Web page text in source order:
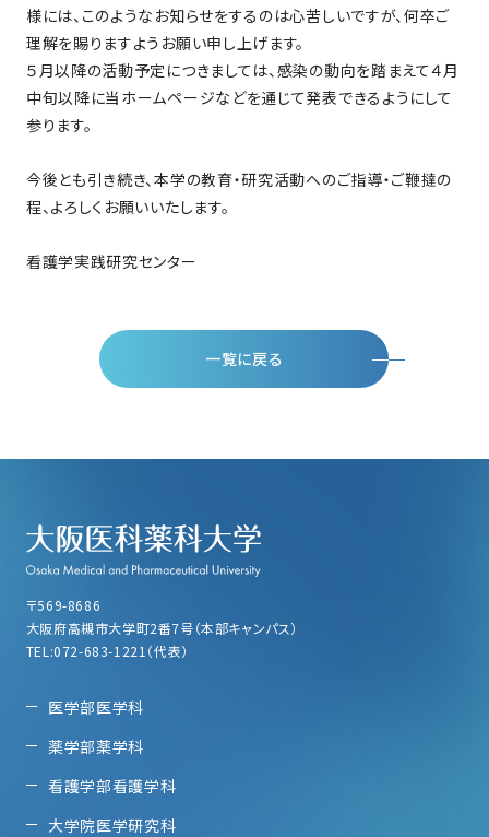
様には、このようなお知らせをするのは心苦しいですが、何卒ご
理解を賜りますようお願い申し上げます。
５月以降の活動予定につきましては、感染の動向を踏まえて４月
中旬以降に当ホームページなどを通じて発表できるようにして
参ります。
今後とも引き続き、本学の教育・研究活動へのご指導・ご鞭撻の
程、よろしくお願いいたします。
看護学実践研究センター
一覧に戻る
〒569-8686
大阪府高槻市大学町2番7号（本部キャンパス）
TEL:072-683-1221（代表）
医学部医学科
薬学部薬学科
看護学部看護学科
大学院医学研究科